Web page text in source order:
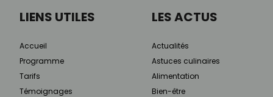
LIENS UTILES
Accueil
Programme
Tarifs
Témoignages
LES ACTUS
Actualités
Astuces culinaires
Alimentation
Bien-être